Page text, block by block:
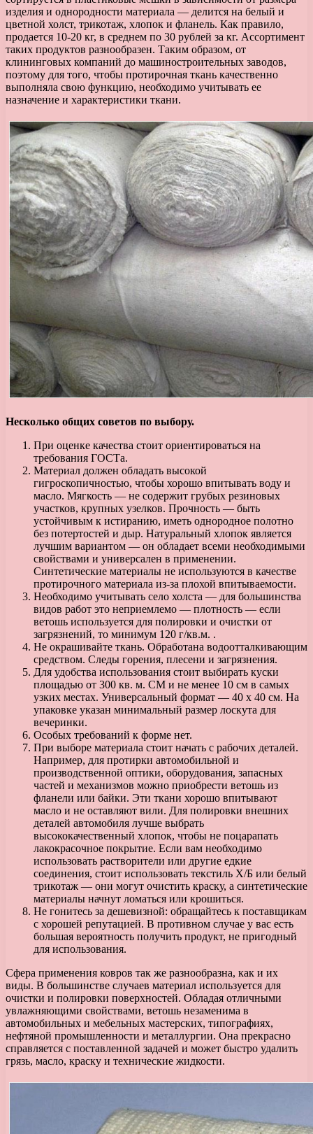
изделия и однородности материала — делится на белый и
цветной холст, трикотаж, хлопок и фланель. Как правило,
продается 10-20 кг, в среднем по 30 рублей за кг. Ассортимент
таких продуктов разнообразен. Таким образом, от
клининговых компаний до машиностроительных заводов,
поэтому для того, чтобы протирочная ткань качественно
выполняла свою функцию, необходимо учитывать ее
назначение и характеристики ткани.
Несколько общих советов по выбору.
При оценке качества стоит ориентироваться на
требования ГОСТа.
Материал должен обладать высокой
гигроскопичностью, чтобы хорошо впитывать воду и
масло. Мягкость — не содержит грубых резиновых
участков, крупных узелков. Прочность — быть
устойчивым к истиранию, иметь однородное полотно
без потертостей и дыр. Натуральный хлопок является
лучшим вариантом — он обладает всеми необходимыми
свойствами и универсален в применении.
Синтетические материалы не используются в качестве
протирочного материала из-за плохой впитываемости.
Необходимо учитывать село холста — для большинства
видов работ это неприемлемо — плотность — если
ветошь используется для полировки и очистки от
загрязнений, то минимум 120 г/кв.м. .
Не окрашивайте ткань. Обработана водоотталкивающим
средством. Следы горения, плесени и загрязнения.
Для удобства использования стоит выбирать куски
площадью от 300 кв. м. CM и не менее 10 см в самых
узких местах. Универсальный формат — 40 x 40 см. На
упаковке указан минимальный размер лоскута для
вечеринки.
Особых требований к форме нет.
При выборе материала стоит начать с рабочих деталей.
Например, для протирки автомобильной и
производственной оптики, оборудования, запасных
частей и механизмов можно приобрести ветошь из
фланели или байки. Эти ткани хорошо впитывают
масло и не оставляют вили. Для полировки внешних
деталей автомобиля лучше выбрать
высококачественный хлопок, чтобы не поцарапать
лакокрасочное покрытие. Если вам необходимо
использовать растворители или другие едкие
соединения, стоит использовать текстиль Х/Б или белый
трикотаж — они могут очистить краску, а синтетические
материалы начнут ломаться или крошиться.
Не гонитесь за дешевизной: обращайтесь к поставщикам
с хорошей репутацией. В противном случае у вас есть
большая вероятность получить продукт, не пригодный
для использования.
Сфера применения ковров так же разнообразна, как и их
виды. В большинстве случаев материал используется для
очистки и полировки поверхностей. Обладая отличными
увлажняющими свойствами, ветошь незаменима в
автомобильных и мебельных мастерских, типографиях,
нефтяной промышленности и металлургии. Она прекрасно
справляется с поставленной задачей и может быстро удалить
грязь, масло, краску и технические жидкости.